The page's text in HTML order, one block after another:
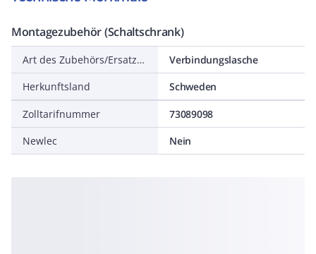
Montagezubehör (Schaltschrank)
Art des Zubehörs/Ersatzteils
Verbindungslasche
Herkunftsland
Schweden
Zolltarifnummer
73089098
Newlec
Nein